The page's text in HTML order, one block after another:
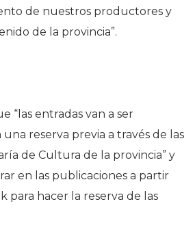
de nuestros productores y
de la provincia”.
“las entradas van a ser
reserva previa a través de las
de Cultura de la provincia” y
en las publicaciones a partir
para hacer la reserva de las